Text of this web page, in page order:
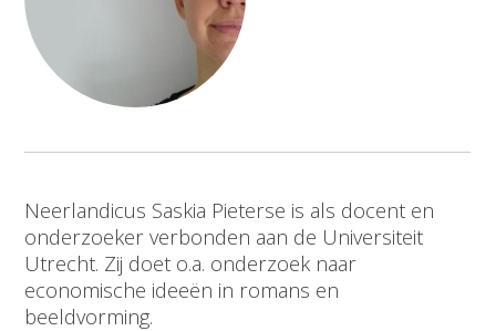
Neerlandicus Saskia Pieterse is als docent en
onderzoeker verbonden aan de Universiteit
Utrecht. Zij doet o.a. onderzoek naar
economische ideeën in romans en
beeldvorming.